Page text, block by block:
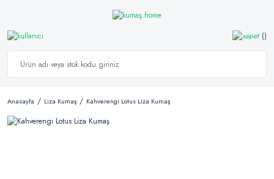
Anasayfa Liza Kumaş Kahverengi Lotus Liza Kumaş